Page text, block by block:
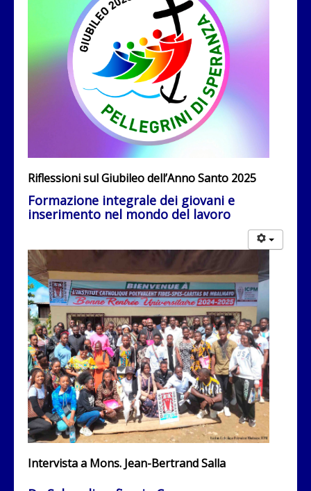
Riflessioni sul Giubileo dell’Anno Santo 2025
Formazione integrale dei giovani e
inserimento nel mondo del lavoro
Intervista a Mons. Jean-Bertrand Salla